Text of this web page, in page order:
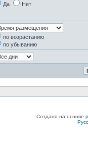
Да Нет
по возрастанию
по убыванию
Создано на основе